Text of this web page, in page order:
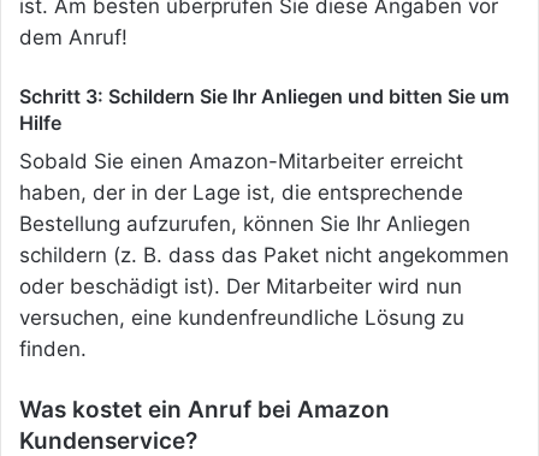
ist. Am besten überprüfen Sie diese Angaben vor
dem Anruf!
Schritt 3: Schildern Sie Ihr Anliegen und bitten Sie um
Hilfe
Sobald Sie einen Amazon-Mitarbeiter erreicht
haben, der in der Lage ist, die entsprechende
Bestellung aufzurufen, können Sie Ihr Anliegen
schildern (z. B. dass das Paket nicht angekommen
oder beschädigt ist). Der Mitarbeiter wird nun
versuchen, eine kundenfreundliche Lösung zu
finden.
Was kostet ein Anruf bei Amazon
Kundenservice?